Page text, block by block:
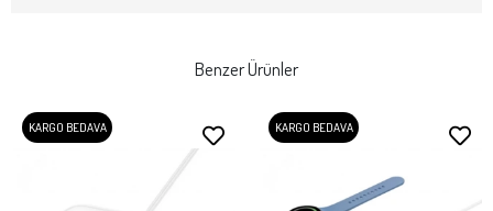
Benzer Ürünler
KARGO BEDAVA KARGO BEDAVA